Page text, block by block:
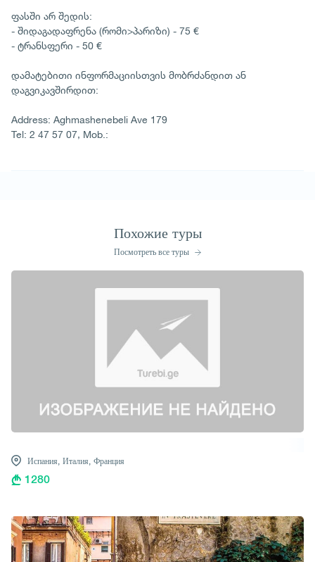
ფასში არ შედის:
- შიდაგადაფრენა (რომი>პარიზი) - 75 €
- ტრანსფერი - 50 €
დამატებითი ინფორმაციისთვის მობრძანდით ან
დაგვიკავშირდით:
Address: Aghmashenebeli Ave 179
Tel: 2 47 57 07, Mob.:
Похожие туры
Посмотреть все туры
Испания, Италия, Франция
1280